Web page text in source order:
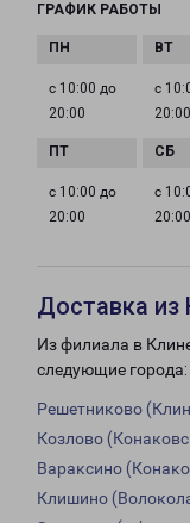
ГРАФИК РАБОТЫ
с 10:00 до
20:00
с
20:00
с 10:00 до
20:00
с
20:00
Доставка из
Из филиала в
следующие города:
Решетниково
Козлово
Вараксино
Клишино